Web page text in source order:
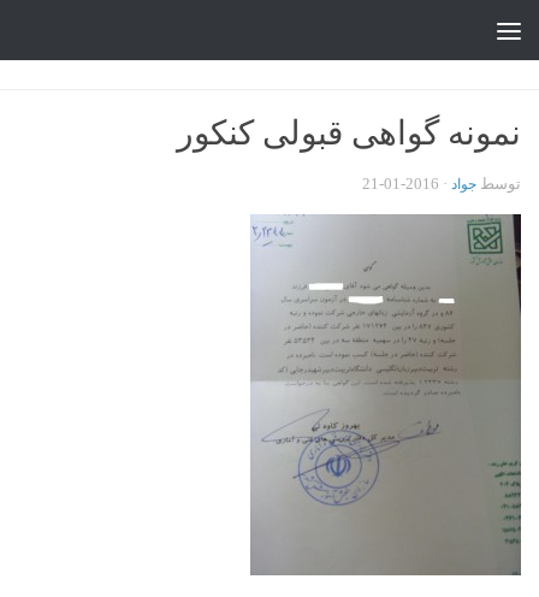
نمونه گواهی قبولی کنکور
توسط جواد ·
2016-01-21